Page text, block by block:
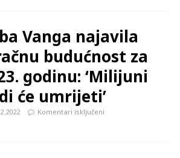
Vanga najavila
budućnost za
godinu: ‘Milijuni
će umrijeti’
Komentari isključeni